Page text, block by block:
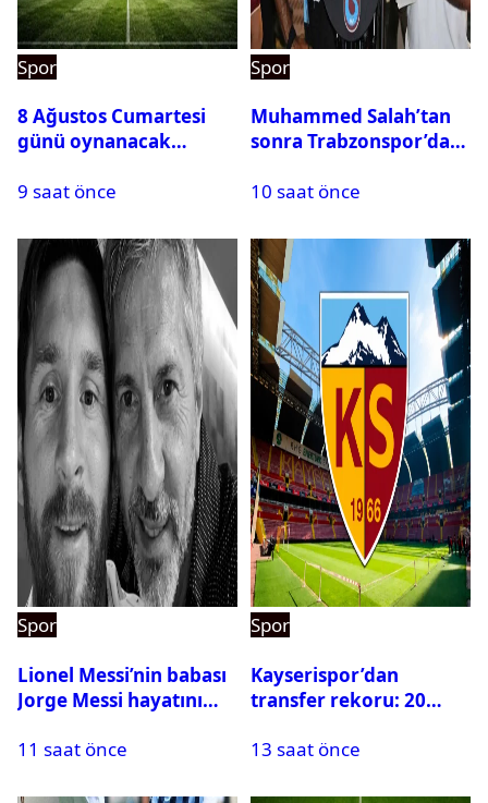
Spor
8 Ağustos Cumartesi
günü oynanacak
9 saat önce
Spor
Muhammed Salah’tan
sonra Trabzonspor’dan
10 saat önce
Spor
Lionel Messi’nin babası
Jorge Messi hayatını
11 saat önce
Spor
Kayserispor’dan
transfer rekoru: 20
13 saat önce